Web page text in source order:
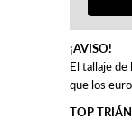
¡AVISO!
El tallaje de
que los
TOP